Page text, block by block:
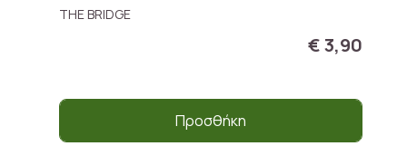
THE BRIDGE
€ 3,90
Προσθήκη